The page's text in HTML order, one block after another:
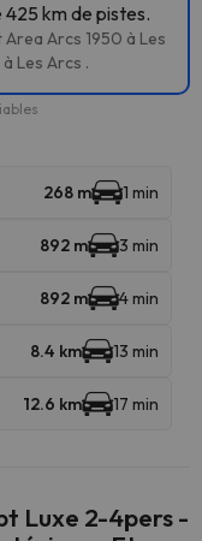
km de pistes.
Arcs 1950 à Les
Les Arcs .
268 m 1 min
892 m 3 min
892 m 4 min
8.4 km 13 min
12.6 km 17 min
Luxe 2-4pers -